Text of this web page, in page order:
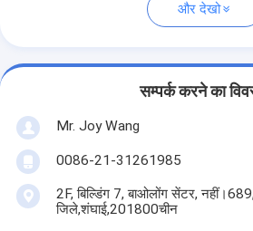
और देखो
सम्पर्क करने का
Mr. Joy Wang
0086-21-31261985
2F, बिल्डिंग 7, बाओलोंग सेंटर,
जिले,शंघाई,201800चीन